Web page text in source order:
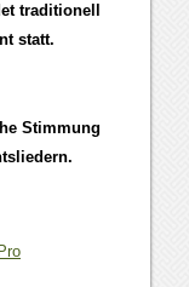
traditionell
statt.
Stimmung